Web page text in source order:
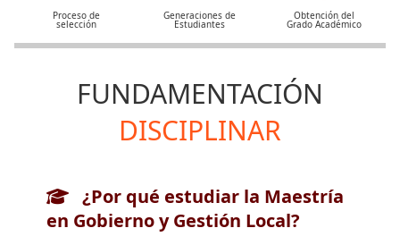
PersonalProceso de
selección
Generaciones de
Estudiantes
Obtención del
Grado Académico
FUNDAMENTACIÓN
DISCIPLINAR
¿Por qué estudiar la Maestría
en Gobierno y Gestión Local?